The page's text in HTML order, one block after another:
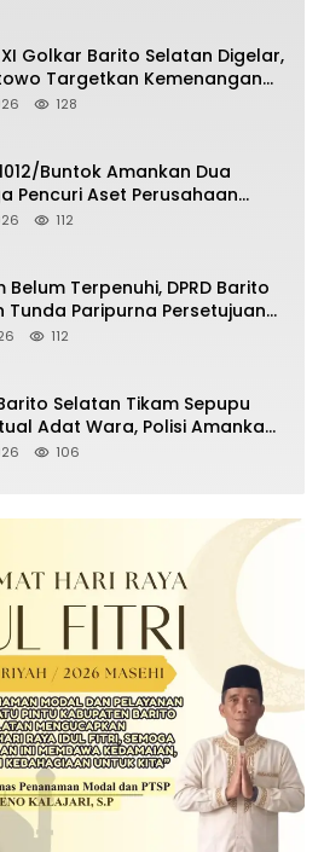
Golkar Barito Selatan Digelar,
Targetkan Kemenangan
Pemilu Mendatang
128
Buntok Amankan Dua
Pencuri Aset Perusahaan
PKH, Satu Paket Diduga
112
Belum Terpenuhi, DPRD Barito
Tunda Paripurna Persetujuan
Pertanggungjawaban APBD
112
Selatan Tikam Sepupu
Adat Wara, Polisi Amankan
106